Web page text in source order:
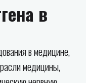
в
в медицине,
медицины,